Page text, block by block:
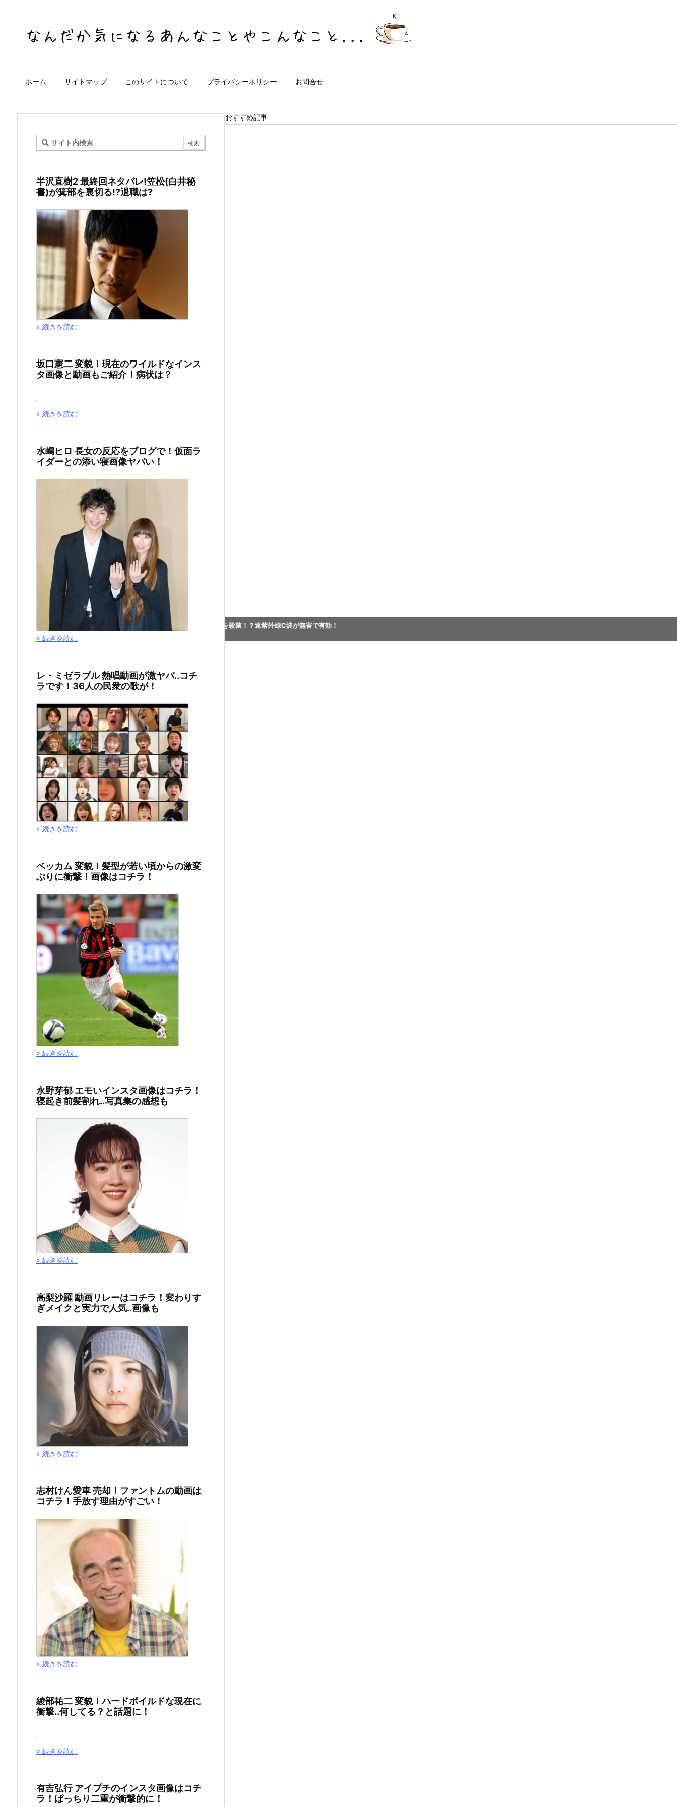
ホーム サイトマップ このサイトについて プライバシーポリシー お問合せ
ガ
ケ
ー
需
要
再
燃
の
由
が
界
規
模
ぎ！
な
く
る
こ
か..
2020
年
5
月
9
日
ポ
ン
サ
ー
リ
ン
ラ
ケ
需
要
燃！
い
ワ
ー
ド
ド
り
し
て
話
に
な
す。
半沢直樹2 最終回ネタバレ!笠松(白井秘
書)が箕部を裏切る!?退職は?
» 続きを読む
坂口憲二 変貌！現在のワイルドなインス
タ画像と動画もご紹介！病状は？
» 続きを読む
水嶋ヒロ 長女の反応をブログで！仮面ラ
イダーとの添い寝画像ヤバい！
» 続きを読む
レ・ミゼラブル 熱唱動画が激ヤバ..コチ
ラです！36人の民衆の歌が！
» 続きを読む
ベッカム 変貌！髪型が若い頃からの激変
ぶりに衝撃！画像はコチラ！
» 続きを読む
永野芽郁 エモいインスタ画像はコチラ！
寝起き前髪割れ..写真集の感想も
» 続きを読む
高梨沙羅 動画リレーはコチラ！変わりす
ぎメイクと実力で人気..画像も
» 続きを読む
志村けん愛車 売却！ファントムの動画は
コチラ！手放す理由がすごい！
» 続きを読む
綾部祐二 変貌！ハードボイルドな現在に
衝撃..何してる？と話題に！
» 続きを読む
有吉弘行 アイプチのインスタ画像はコチ
ラ！ぱっちり二重が衝撃的に！
おすすめ記事
紫外線ランプがコロナウイルスを殺菌！？遠紫外線C波が無害で有効！